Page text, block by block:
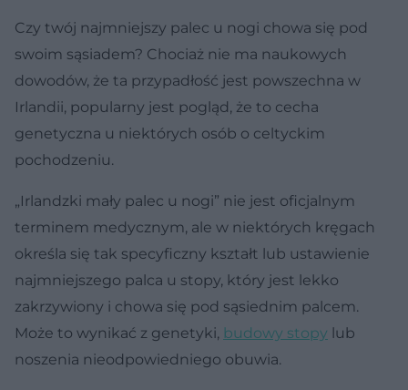
Czy twój najmniejszy palec u nogi chowa się pod
swoim sąsiadem? Chociaż nie ma naukowych
dowodów, że ta przypadłość jest powszechna w
Irlandii, popularny jest pogląd, że to cecha
genetyczna u niektórych osób o celtyckim
pochodzeniu.
„Irlandzki mały palec u nogi” nie jest oficjalnym
terminem medycznym, ale w niektórych kręgach
określa się tak specyficzny kształt lub ustawienie
najmniejszego palca u stopy, który jest lekko
zakrzywiony i chowa się pod sąsiednim palcem.
Może to wynikać z genetyki, budowy stopy lub
noszenia nieodpowiedniego obuwia.